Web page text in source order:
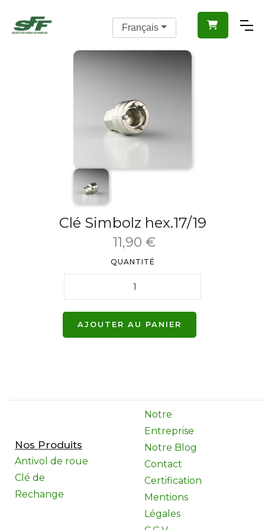

Clé Simbolz hex.17/19
11,90 €
QUANTITÉ
Nos Produits
Antivol de roue
Clé de
Rechange
Notre
Entreprise
Notre Blog
Contact
Certification
Mentions
Légales
Français